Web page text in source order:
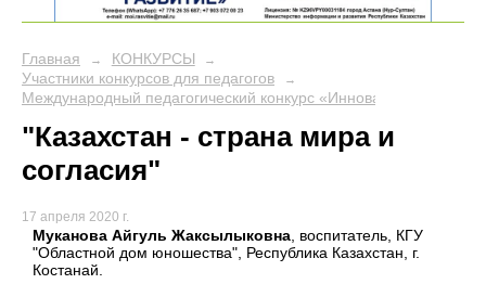
Главная → КОНКУРСЫ →
Участники конкурсов для педагогов →
Международный педагогический конкурс «Инновационные
"Казахстан - страна мира и
согласия"
17 апреля 2020 г.
Муканова Айгуль Жаксылыковна, воспитатель, КГУ
"Областной дом юношества", Республика Казахстан, г.
Костанай.